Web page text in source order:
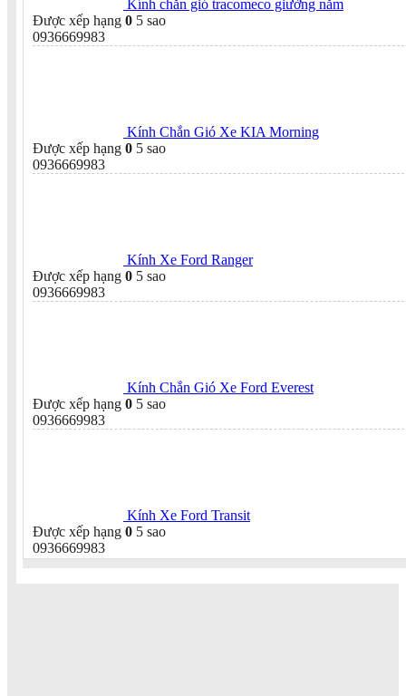
Kính chắn gió tracomeco giường nằm
Được xếp hạng 0 5 sao
0936669983
Kính Chắn Gió Xe KIA Morning
Được xếp hạng 0 5 sao
0936669983
Kính Xe Ford Ranger
Được xếp hạng 0 5 sao
0936669983
Kính Chắn Gió Xe Ford Everest
Được xếp hạng 0 5 sao
0936669983
Kính Xe Ford Transit
Được xếp hạng 0 5 sao
0936669983